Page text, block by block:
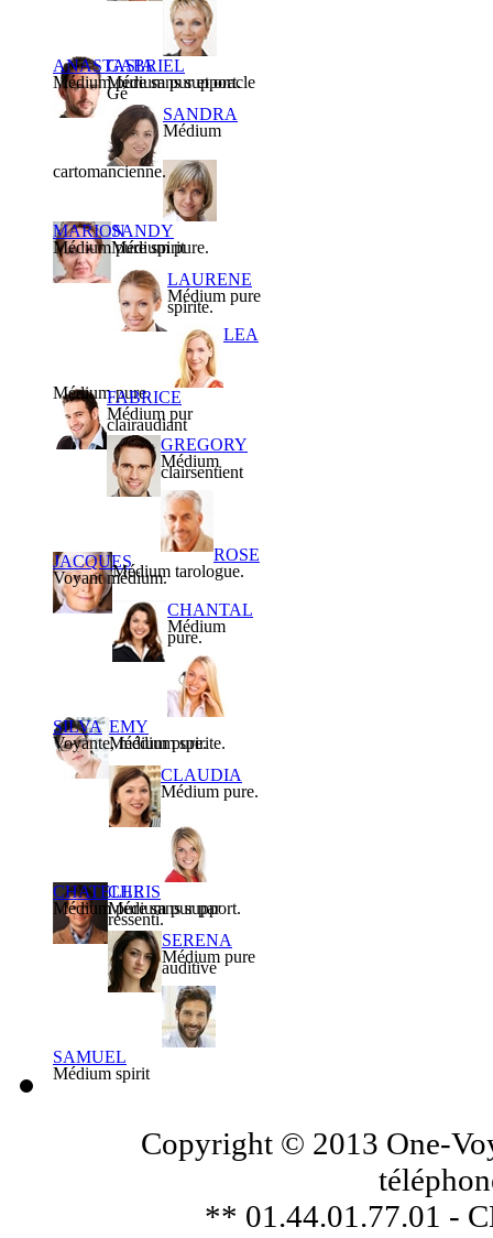
ANASTASIA
Médium pure sans support.
GABRIEL
Médium pur et oracle
Gé
SANDRA
Médium
cartomancienne.
MARION
Médium pure spirit
SANDY
Médium pure.
LAURENE
Médium pure
spirite.
LEA
Médium pure.
FABRICE
Médium pur
clairaudiant
GREGORY
Médium
clairsentient
JACQUES
Voyant médium.
ROSE
Médium tarologue.
CHANTAL
Médium
pure.
SILVA
Voyante, médium spirite.
EMY
Médium pure.
CLAUDIA
Médium pure.
CHATELLE
Médium pure sans support.
CHRIS
Médium pur par
ressenti.
SERENA
Médium pure
auditive
SAMUEL
Médium spirit
Copyright © 2013 One-
** 01.44.01.77.01 -